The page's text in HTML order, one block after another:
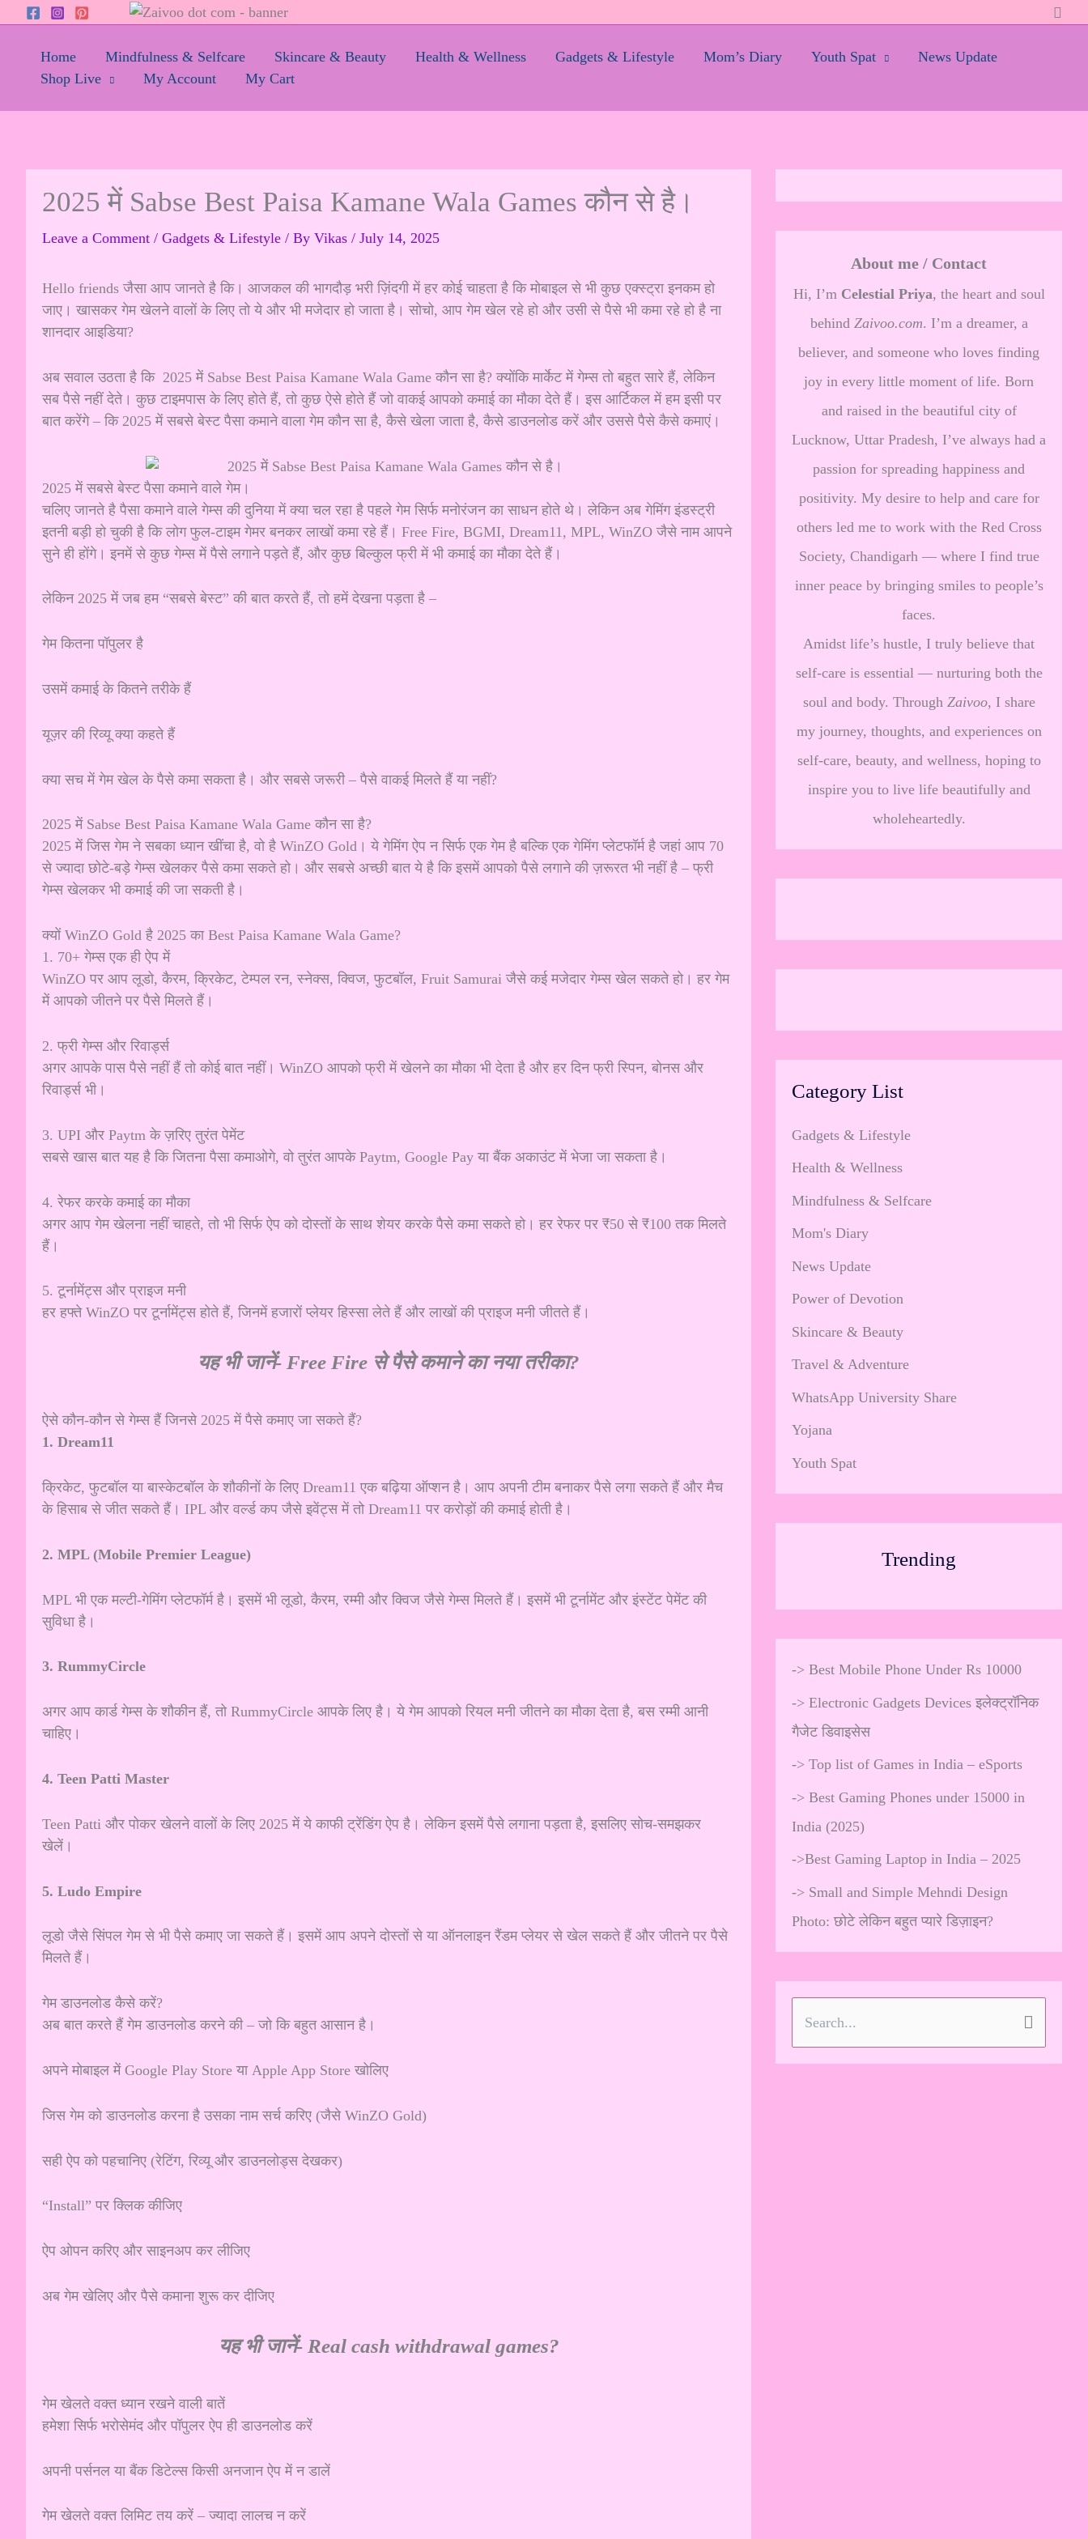
contentHome Mindfulness & Selfcare Skincare & Beauty Health & Wellness Gadgets & Lifestyle Mom’s Diary Youth Spat
News Update
Shop Live
My Account My Cart
2025 में Sabse Best Paisa Kamane Wala Games कौन से है।
Leave a Comment / Gadgets & Lifestyle / By Vikas / July 14, 2025
Hello friends जैसा आप जानते है कि। आजकल की भागदौड़ भरी ज़िंदगी में हर कोई चाहता है कि मोबाइल से भी कुछ एक्स्ट्रा इनकम हो
जाए। खासकर गेम खेलने वालों के लिए तो ये और भी मजेदार हो जाता है। सोचो, आप गेम खेल रहे हो और उसी से पैसे भी कमा रहे हो है ना
शानदार आइडिया?
अब सवाल उठता है कि 2025 में Sabse Best Paisa Kamane Wala Game कौन सा है? क्योंकि मार्केट में गेम्स तो बहुत सारे हैं, लेकिन
सब पैसे नहीं देते। कुछ टाइमपास के लिए होते हैं, तो कुछ ऐसे होते हैं जो वाकई आपको कमाई का मौका देते हैं। इस आर्टिकल में हम इसी पर
बात करेंगे – कि 2025 में सबसे बेस्ट पैसा कमाने वाला गेम कौन सा है, कैसे खेला जाता है, कैसे डाउनलोड करें और उससे पैसे कैसे कमाएं।
2025 में सबसे बेस्ट पैसा कमाने वाले गेम।
चलिए जानते है पैसा कमाने वाले गेम्स की दुनिया में क्या चल रहा है पहले गेम सिर्फ मनोरंजन का साधन होते थे। लेकिन अब गेमिंग इंडस्ट्री
इतनी बड़ी हो चुकी है कि लोग फुल-टाइम गेमर बनकर लाखों कमा रहे हैं। Free Fire, BGMI, Dream11, MPL, WinZO जैसे नाम आपने
सुने ही होंगे। इनमें से कुछ गेम्स में पैसे लगाने पड़ते हैं, और कुछ बिल्कुल फ्री में भी कमाई का मौका देते हैं।
लेकिन 2025 में जब हम “सबसे बेस्ट” की बात करते हैं, तो हमें देखना पड़ता है –
गेम कितना पॉपुलर है
उसमें कमाई के कितने तरीके हैं
यूज़र की रिव्यू क्या कहते हैं
क्या सच में गेम खेल के पैसे कमा सकता है। और सबसे जरूरी – पैसे वाकई मिलते हैं या नहीं?
2025 में Sabse Best Paisa Kamane Wala Game कौन सा है?
2025 में जिस गेम ने सबका ध्यान खींचा है, वो है WinZO Gold। ये गेमिंग ऐप न सिर्फ एक गेम है बल्कि एक गेमिंग प्लेटफॉर्म है जहां आप 70
से ज्यादा छोटे-बड़े गेम्स खेलकर पैसे कमा सकते हो। और सबसे अच्छी बात ये है कि इसमें आपको पैसे लगाने की ज़रूरत भी नहीं है – फ्री
गेम्स खेलकर भी कमाई की जा सकती है।
क्यों WinZO Gold है 2025 का Best Paisa Kamane Wala Game?
1. 70+ गेम्स एक ही ऐप में
WinZO पर आप लूडो, कैरम, क्रिकेट, टेम्पल रन, स्नेक्स, क्विज, फुटबॉल, Fruit Samurai जैसे कई मजेदार गेम्स खेल सकते हो। हर गेम
में आपको जीतने पर पैसे मिलते हैं।
2. फ्री गेम्स और रिवार्ड्स
अगर आपके पास पैसे नहीं हैं तो कोई बात नहीं। WinZO आपको फ्री में खेलने का मौका भी देता है और हर दिन फ्री स्पिन, बोनस और
रिवार्ड्स भी।
3. UPI और Paytm के ज़रिए तुरंत पेमेंट
सबसे खास बात यह है कि जितना पैसा कमाओगे, वो तुरंत आपके Paytm, Google Pay या बैंक अकाउंट में भेजा जा सकता है।
4. रेफर करके कमाई का मौका
अगर आप गेम खेलना नहीं चाहते, तो भी सिर्फ ऐप को दोस्तों के साथ शेयर करके पैसे कमा सकते हो। हर रेफर पर ₹50 से ₹100 तक मिलते
हैं।
5. टूर्नामेंट्स और प्राइज मनी
हर हफ्ते WinZO पर टूर्नामेंट्स होते हैं, जिनमें हजारों प्लेयर हिस्सा लेते हैं और लाखों की प्राइज मनी जीतते हैं।
यह भी जानें- Free Fire से पैसे कमाने का नया तरीका?
ऐसे कौन-कौन से गेम्स हैं जिनसे 2025 में पैसे कमाए जा सकते हैं?
1. Dream11
क्रिकेट, फुटबॉल या बास्केटबॉल के शौकीनों के लिए Dream11 एक बढ़िया ऑप्शन है। आप अपनी टीम बनाकर पैसे लगा सकते हैं और मैच
के हिसाब से जीत सकते हैं। IPL और वर्ल्ड कप जैसे इवेंट्स में तो Dream11 पर करोड़ों की कमाई होती है।
2. MPL (Mobile Premier League)
MPL भी एक मल्टी-गेमिंग प्लेटफॉर्म है। इसमें भी लूडो, कैरम, रम्मी और क्विज जैसे गेम्स मिलते हैं। इसमें भी टूर्नामेंट और इंस्टेंट पेमेंट की
सुविधा है।
3. RummyCircle
अगर आप कार्ड गेम्स के शौकीन हैं, तो RummyCircle आपके लिए है। ये गेम आपको रियल मनी जीतने का मौका देता है, बस रम्मी आनी
चाहिए।
4. Teen Patti Master
Teen Patti और पोकर खेलने वालों के लिए 2025 में ये काफी ट्रेंडिंग ऐप है। लेकिन इसमें पैसे लगाना पड़ता है, इसलिए सोच-समझकर
खेलें।
5. Ludo Empire
लूडो जैसे सिंपल गेम से भी पैसे कमाए जा सकते हैं। इसमें आप अपने दोस्तों से या ऑनलाइन रैंडम प्लेयर से खेल सकते हैं और जीतने पर पैसे
मिलते हैं।
गेम डाउनलोड कैसे करें?
अब बात करते हैं गेम डाउनलोड करने की – जो कि बहुत आसान है।
अपने मोबाइल में Google Play Store या Apple App Store खोलिए
जिस गेम को डाउनलोड करना है उसका नाम सर्च करिए (जैसे WinZO Gold)
सही ऐप को पहचानिए (रेटिंग, रिव्यू और डाउनलोड्स देखकर)
“Install” पर क्लिक कीजिए
ऐप ओपन करिए और साइनअप कर लीजिए
अब गेम खेलिए और पैसे कमाना शुरू कर दीजिए
यह भी जानें- Real cash withdrawal games?
गेम खेलते वक्त ध्यान रखने वाली बातें
हमेशा सिर्फ भरोसेमंद और पॉपुलर ऐप ही डाउनलोड करें
अपनी पर्सनल या बैंक डिटेल्स किसी अनजान ऐप में न डालें
गेम खेलते वक्त लिमिट तय करें – ज्यादा लालच न करें
About me / Contact
Hi, I’m Celestial Priya, the heart and soul
behind Zaivoo.com. I’m a dreamer, a
believer, and someone who loves finding
joy in every little moment of life. Born
and raised in the beautiful city of
Lucknow, Uttar Pradesh, I’ve always had a
passion for spreading happiness and
positivity. My desire to help and care for
others led me to work with the Red Cross
Society, Chandigarh — where I find true
inner peace by bringing smiles to people’s
faces.
Amidst life’s hustle, I truly believe that
self-care is essential — nurturing both the
soul and body. Through Zaivoo, I share
my journey, thoughts, and experiences on
self-care, beauty, and wellness, hoping to
inspire you to live life beautifully and
wholeheartedly.
Category List
Gadgets & Lifestyle
Health & Wellness
Mindfulness & Selfcare
Mom's Diary
News Update
Power of Devotion
Skincare & Beauty
Travel & Adventure
WhatsApp University Share
Yojana
Youth Spat
Trending
-> Best Mobile Phone Under Rs 10000
-> Electronic Gadgets Devices इलेक्ट्रॉनिक
गैजेट डिवाइसेस
-> Top list of Games in India – eSports
-> Best Gaming Phones under 15000 in
India (2025)
->Best Gaming Laptop in India – 2025
-> Small and Simple Mehndi Design
Photo: छोटे लेकिन बहुत प्यारे डिज़ाइन?